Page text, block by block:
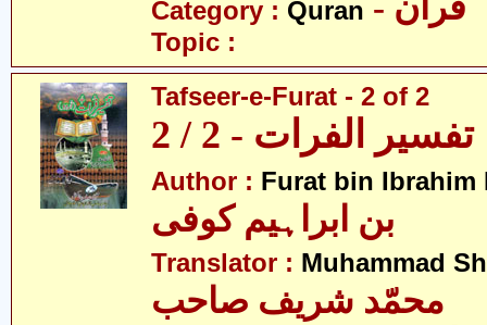
Category : Quran
Topic :
Tafseer-e-Furat - 2 of 2
تفسیر الفرات - 2 / 2
Author : Furat bin Ibrahim
بن ابراہیم کوفی
Translator : Muhammad
محمّد شریف صاحب